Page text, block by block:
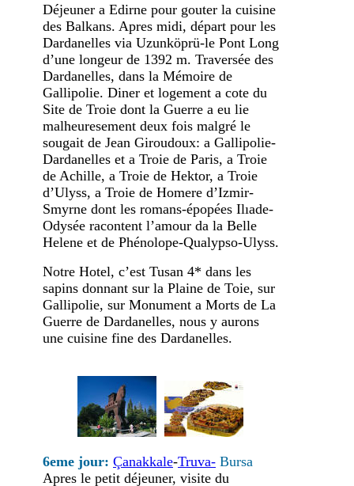
Déjeuner a Edirne pour gouter la cuisine
des Balkans. Apres midi, départ pour les
Dardanelles via Uzunköprü-le Pont Long
d’une longeur de 1392 m. Traversée des
Dardanelles, dans la Mémoire de
Gallipolie. Diner et logement a cote du
Site de Troie dont la Guerre a eu lie
malheuresement deux fois malgré le
sougait de Jean Giroudoux: a Gallipolie-
Dardanelles et a Troie de Paris, a Troie
de Achille, a Troie de Hektor, a Troie
d’Ulyss, a Troie de Homere d’Izmir-
Smyrne dont les romans-épopées Ilıade-
Odysée racontent l’amour da la Belle
Helene et de Phénolope-Qualypso-Ulyss.
Notre Hotel, c’est Tusan 4* dans les
sapins donnant sur la Plaine de Toie, sur
Gallipolie, sur Monument a Morts de La
Guerre de Dardanelles, nous y aurons
une cuisine fine des Dardanelles.
6eme jour: Çanakkale-Truva- Bursa
Apres le petit déjeuner, visite du